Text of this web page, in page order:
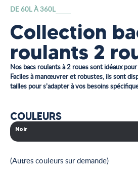
DE 60L À 360L
Collection
roulants 2
Nos bacs roulants à 2 roues sont idéaux
Faciles à manœuvrer et robustes, ils sont
tailles pour s’adapter à vos besoins
COULEURS
Noir
(Autres couleurs sur demande)